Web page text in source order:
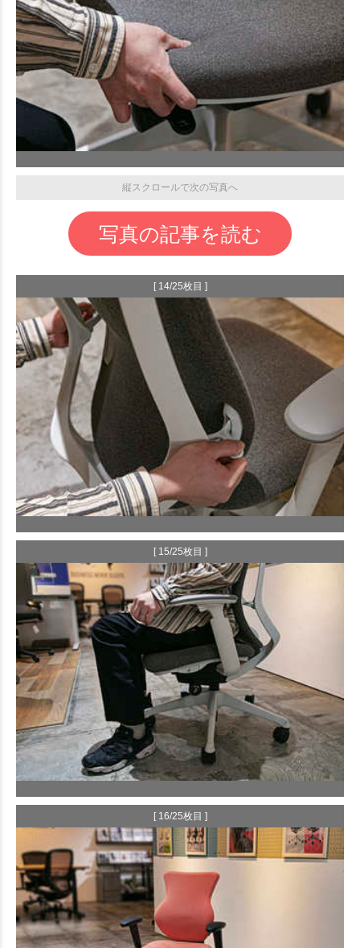
縦スクロールで次の写真へ
写真の記事を読む
[ 14/25枚目 ]
[ 15/25枚目 ]
[ 16/25枚目 ]